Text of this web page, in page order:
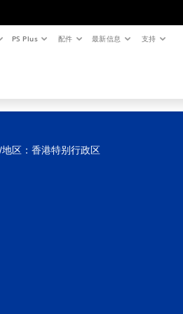
PS Plus 配件 最新信息 支持
地区：香港特别行政区